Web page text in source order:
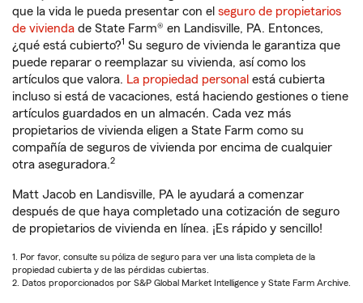
que la vida le pueda presentar con el seguro de propietarios
de vivienda de State Farm® en Landisville, PA. Entonces,
¿qué está cubierto?1 Su seguro de vivienda le garantiza que
puede reparar o reemplazar su vivienda, así como los
artículos que valora. La propiedad personal está cubierta
incluso si está de vacaciones, está haciendo gestiones o tiene
artículos guardados en un almacén. Cada vez más
propietarios de vivienda eligen a State Farm como su
compañía de seguros de vivienda por encima de cualquier
otra aseguradora.2
Matt Jacob en Landisville, PA le ayudará a comenzar
después de que haya completado una cotización de seguro
de propietarios de vivienda en línea. ¡Es rápido y sencillo!
1. Por favor, consulte su póliza de seguro para ver una lista completa de la
propiedad cubierta y de las pérdidas cubiertas.
2. Datos proporcionados por S&P Global Market Intelligence y State Farm Archive.